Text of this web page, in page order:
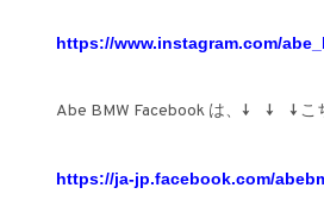
https://www.instagram.com/
Abe BMW Facebook は、↓ ↓ ↓ こ
https://ja-jp.facebook.com/